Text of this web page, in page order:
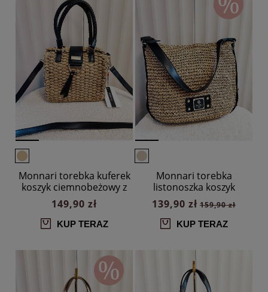
Monnari torebka kuferek
koszyk ciemnobeżowy z
czarnym
149,90 zł
KUP TERAZ
Monnari torebka
listonoszka koszyk
beżowy z czarnym
139,90 zł 159,90 zł
KUP TERAZ